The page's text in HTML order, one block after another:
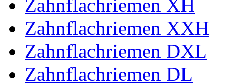
Zahnflachriemen XH
Zahnflachriemen XXH
Zahnflachriemen DXL
Zahnflachriemen DL